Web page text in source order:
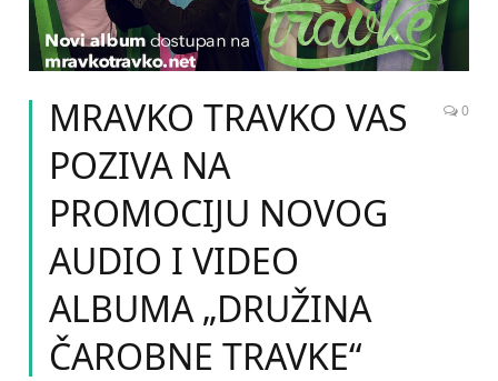
MRAVKO TRAVKO VAS
POZIVA NA
PROMOCIJU NOVOG
AUDIO I VIDEO
ALBUMA „DRUŽINA
ČAROBNE TRAVKE“
0